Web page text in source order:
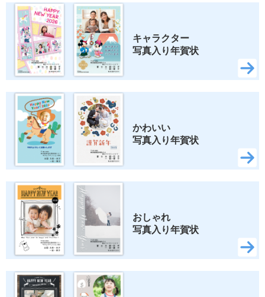
キャラクター
写真入り年賀状
かわいい
写真入り年賀状
おしゃれ
写真入り年賀状